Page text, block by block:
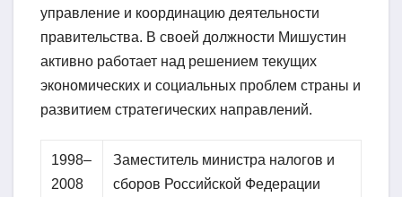
управление и координацию деятельности
правительства. В своей должности Мишустин
активно работает над решением текущих
экономических и социальных проблем страны и
развитием стратегических направлений.
1998–
2008
Заместитель министра налогов и
сборов Российской Федерации